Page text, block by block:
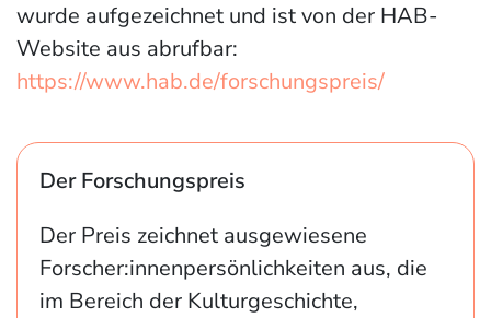
wurde aufgezeichnet und ist von der HAB-
Website aus abrufbar:
https://www.hab.de/forschungspreis/
Der Forschungspreis
Der Preis zeichnet ausgewiesene
Forscher:innenpersönlichkeiten aus, die
im Bereich der Kulturgeschichte,